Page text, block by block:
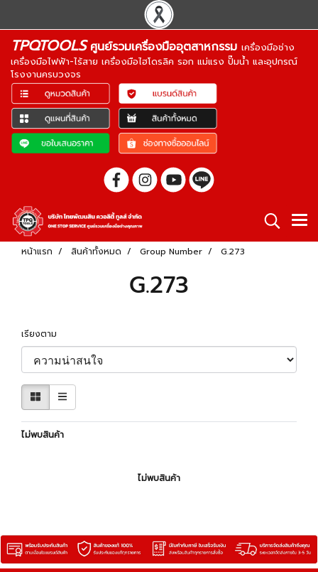
TPQTOOLSศูนย์รวมเครื่องมืออุตสาหกรรม เครื่องมือช่าง
เครื่องมือไฟฟ้า-ไร้สาย เครื่องมือไฮโดรลิค รอก แม่แรง ปั๊มน้ำ และอุปกรณ์
โรงงานครบวงจร
หน้าแรก สินค้าทั้งหมด Group Number G.273
G.273
เรียงตาม
ไม่พบสินค้า
ไม่พบสินค้า